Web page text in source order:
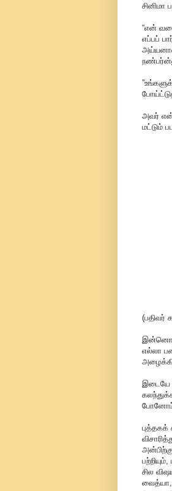
சினிமா
“என்
எப்பப்
அவர் என்
மட்டும்
(பதிவர்
எல்லா
இடையே
போனோம்.
சில
வைத்யா,